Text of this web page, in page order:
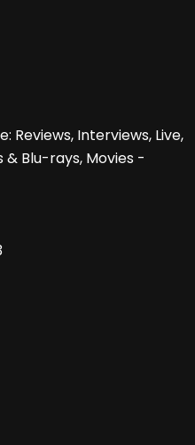
Reviews, Interviews, Live,
& Blu-rays, Movies -